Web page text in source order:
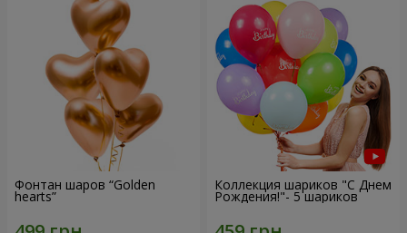
Фонтан шаров “Golden
hearts”
Коллекция шариков "С Днем
Рождения!"- 5 шариков